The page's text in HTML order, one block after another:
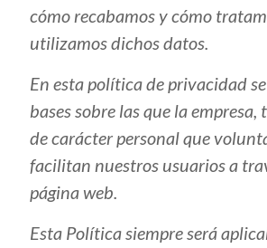
cómo recabamos y cómo
utilizamos dichos datos.
En esta política de privacidad
bases sobre las que la
de carácter personal que
facilitan nuestros usuarios a
página web.
Esta Política siempre será